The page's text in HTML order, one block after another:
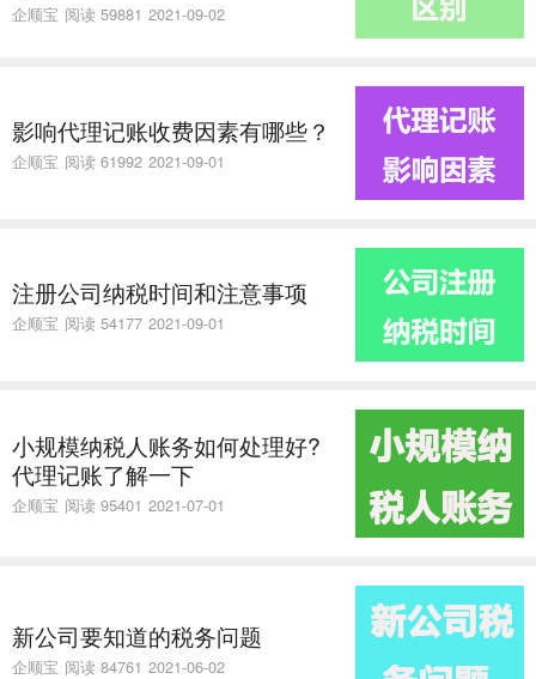
企顺宝 阅读 59881 2021-09-02
​影响代理记账收费因素有哪些？
企顺宝 阅读 61992 2021-09-01
注册公司纳税时间和注意事项
企顺宝 阅读 54177 2021-09-01
小规模纳税人账务如何处理好?
代理记账了解一下
企顺宝 阅读 95401 2021-07-01
新公司要知道的税务问题
企顺宝 阅读 84761 2021-06-02